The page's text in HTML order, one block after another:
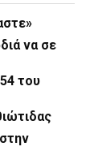
να σε
του